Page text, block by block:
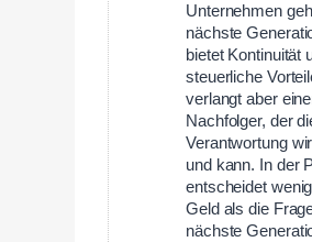
Unternehmen
nächste
bietet Kontinuität
steuerliche
verlangt aber
Nachfolger, der
Verantwortung
und kann. In der
entscheidet
Geld als die
nächste